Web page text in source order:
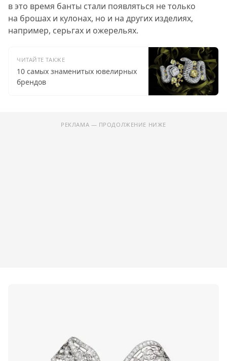
в это время банты стали появляться не только
на брошах и кулонах, но и на других изделиях,
например, серьгах и ожерельях.
ЧИТАЙТЕ ТАКЖЕ
10 самых знаменитых ювелирных
брендов
РЕКЛАМА — ПРОДОЛЖЕНИЕ НИЖЕ